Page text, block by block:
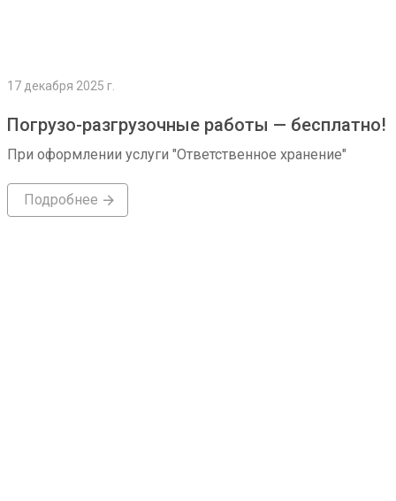
17 декабря 2025 г.
Погрузо-разгрузочные работы — бесплатно!
При оформлении услуги "Ответственное хранение"
Подробнее